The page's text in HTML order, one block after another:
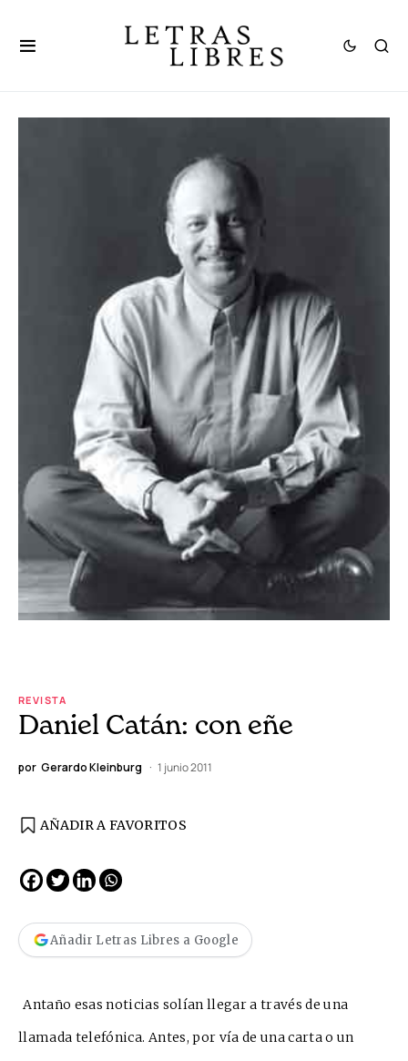
REVISTA
Daniel Catán: con eñe
por Gerardo Kleinburg 1 junio 2011
AÑADIR A FAVORITOS
Añadir Letras Libres a Google
Antaño esas noticias solían llegar a través de una
llamada telefónica. Antes, por vía de una carta o un